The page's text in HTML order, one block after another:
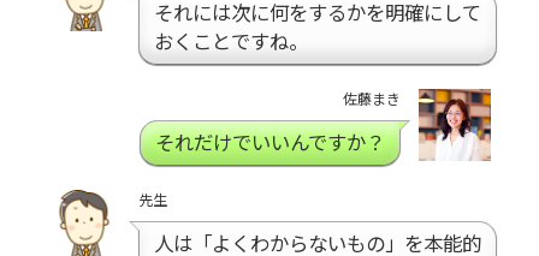
それには次に何をするかを明確にして
おくことですね。
佐藤まき
それだけでいいんですか？
先生
人は「よくわからないもの」を本能的